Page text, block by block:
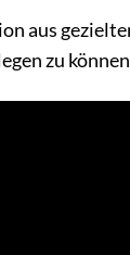
aus
zu